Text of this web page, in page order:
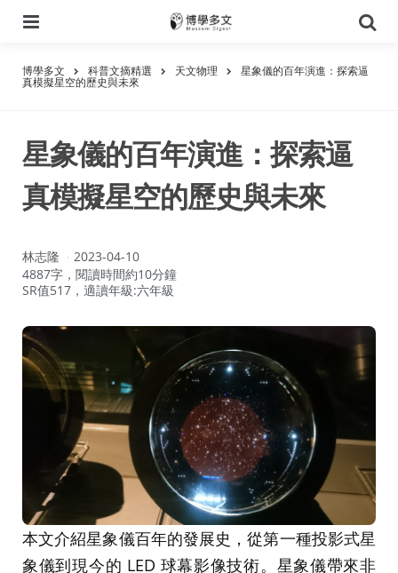
尋
博學多文 科普文摘精選 天文物理 星象儀的百年演進：探索逼
真模擬星空的歷史與未來
星象儀的百年演進：探索逼
真模擬星空的歷史與未來
作
者：
林志隆
2023-04-10
4887字，閱讀時間約10分鐘
SR值517，適讀年級:六年級
本文介紹星象儀百年的發展史，從第一種投影式星
象儀到現今的 LED 球幕影像技術。星象儀帶來非